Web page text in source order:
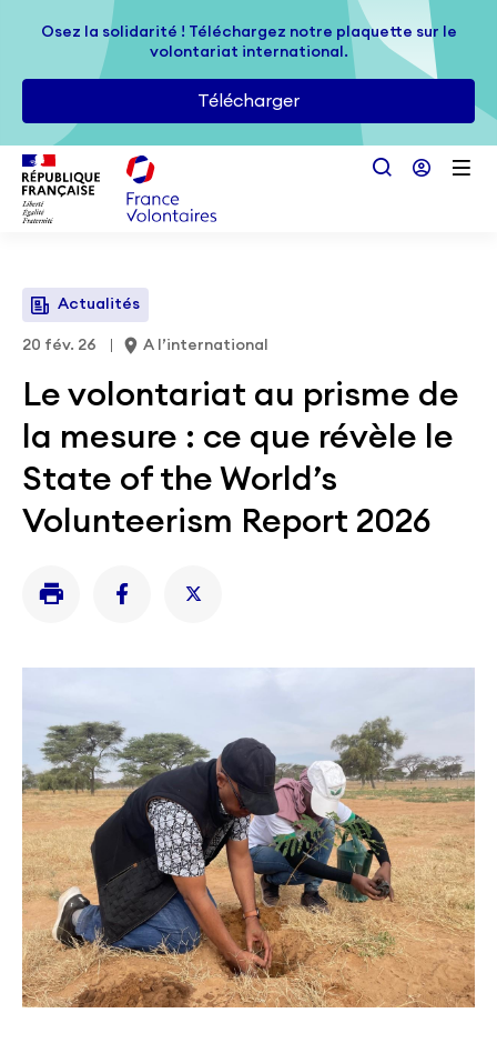
Passer au contenu principal
Osez la solidarité ! Téléchargez notre plaquette sur le
volontariat international.
Télécharger
Osez la solidarité ! Téléchargez notre plaquette sur le
volontariat international.
Télécharger
Actualités
20 fév. 26 A l’international
Le volontariat au prisme de
la mesure : ce que révèle le
State of the World’s
Volunteerism Report 2026